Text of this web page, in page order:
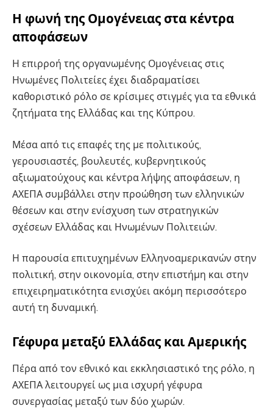
Η φωνή της Ομογένειας στα κέντρα
αποφάσεων
Η επιρροή της οργανωμένης Ομογένειας στις
Ηνωμένες Πολιτείες έχει διαδραματίσει
καθοριστικό ρόλο σε κρίσιμες στιγμές για τα εθνικά
ζητήματα της Ελλάδας και της Κύπρου.
Μέσα από τις επαφές της με πολιτικούς,
γερουσιαστές, βουλευτές, κυβερνητικούς
αξιωματούχους και κέντρα λήψης αποφάσεων, η
ΑΧΕΠΑ συμβάλλει στην προώθηση των ελληνικών
θέσεων και στην ενίσχυση των στρατηγικών
σχέσεων Ελλάδας και Ηνωμένων Πολιτειών.
Η παρουσία επιτυχημένων Ελληνοαμερικανών στην
πολιτική, στην οικονομία, στην επιστήμη και στην
επιχειρηματικότητα ενισχύει ακόμη περισσότερο
αυτή τη δυναμική.
Γέφυρα μεταξύ Ελλάδας και Αμερικής
Πέρα από τον εθνικό και εκκλησιαστικό της ρόλο, η
ΑΧΕΠΑ λειτουργεί ως μια ισχυρή γέφυρα
συνεργασίας μεταξύ των δύο χωρών.